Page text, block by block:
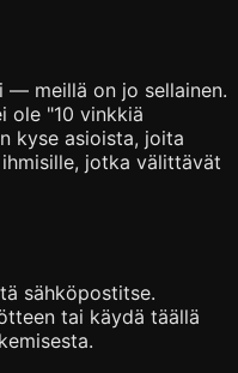
— meillä on jo sellainen.
ole "10 vinkkiä
kyse asioista, joita
jotka välittävät
sähköpostitse.
tai käydä täällä